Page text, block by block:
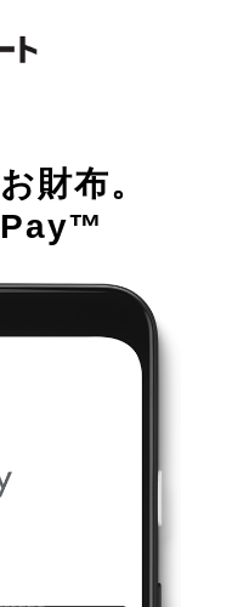
お 財布 。
Pay™